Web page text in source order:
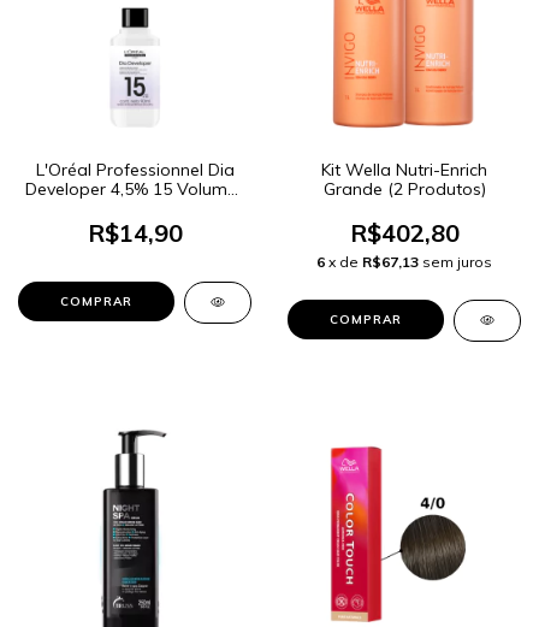
L'Oréal Professionnel Dia
Developer 4,5% 15 Volumes
R$14,90
Kit Wella Nutri-Enrich
Grande (2 Produtos)
R$402,80
6 x de R$67,13 sem juros